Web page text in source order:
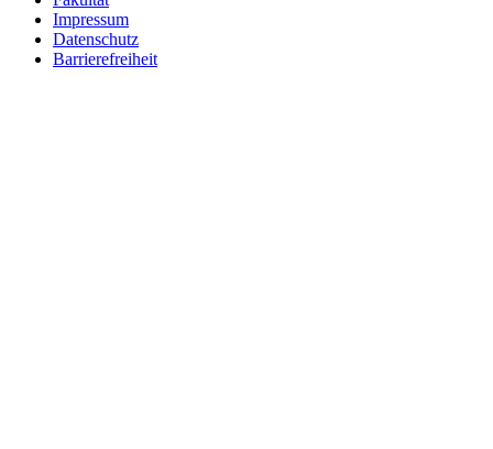
Impressum
Datenschutz
Barrierefreiheit